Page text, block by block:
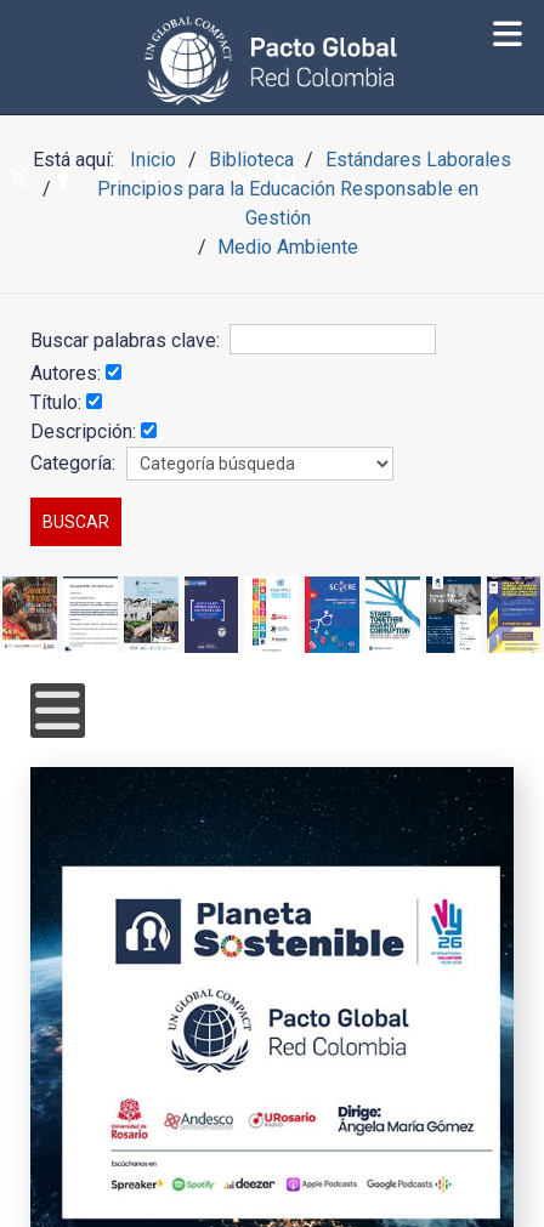
Está aquí: Inicio Biblioteca
Estándares Laborales
Principios para la Educación Responsable en
Gestión
Medio Ambiente
Buscar palabras clave:
Autores:
Título:
Descripción:
Categoría: